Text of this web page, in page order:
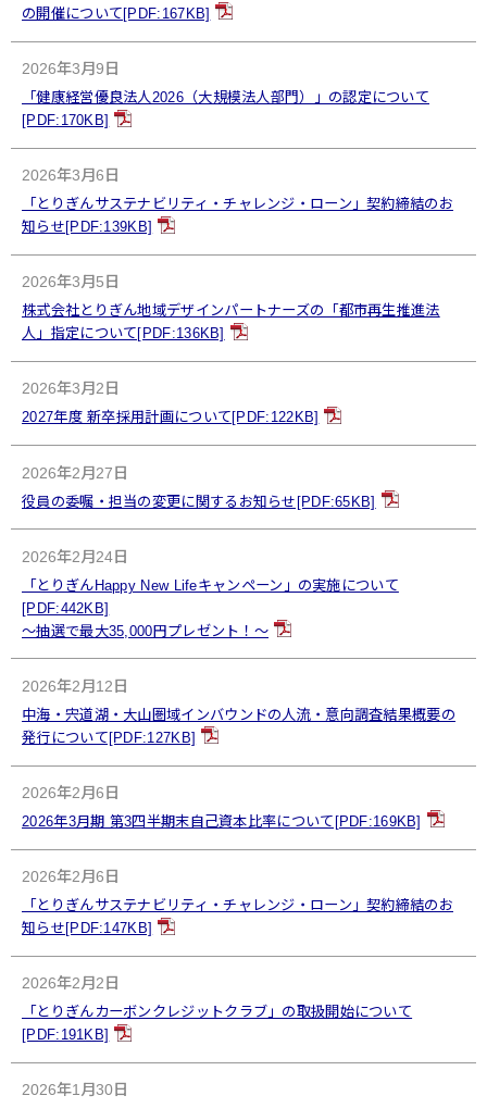
の開催について[PDF:167KB]
2026年3月9日
「健康経営優良法人2026（大規模法人部門）」の認定について
[PDF:170KB]
2026年3月6日
「とりぎんサステナビリティ・チャレンジ・ローン」契約締結のお
知らせ[PDF:139KB]
2026年3月5日
株式会社とりぎん地域デザインパートナーズの「都市再生推進法
人」指定について[PDF:136KB]
2026年3月2日
2027年度 新卒採用計画について[PDF:122KB]
2026年2月27日
役員の委嘱・担当の変更に関するお知らせ[PDF:65KB]
2026年2月24日
「とりぎんHappy New Lifeキャンペーン」の実施について
[PDF:442KB]
～抽選で最大35,000円プレゼント！～
2026年2月12日
中海・宍道湖・大山圏域インバウンドの人流・意向調査結果概要の
発行について[PDF:127KB]
2026年2月6日
2026年3月期 第3四半期末自己資本比率について[PDF:169KB]
2026年2月6日
「とりぎんサステナビリティ・チャレンジ・ローン」契約締結のお
知らせ[PDF:147KB]
2026年2月2日
「とりぎんカーボンクレジットクラブ」の取扱開始について
[PDF:191KB]
2026年1月30日